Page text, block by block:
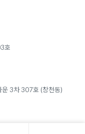
호
3차 307호 (창천동)